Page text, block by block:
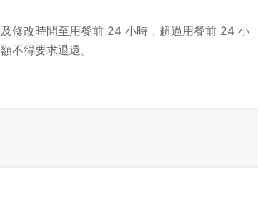
修改時間至用餐前 24 小時，超過用餐前 24 小
不得要求退還。